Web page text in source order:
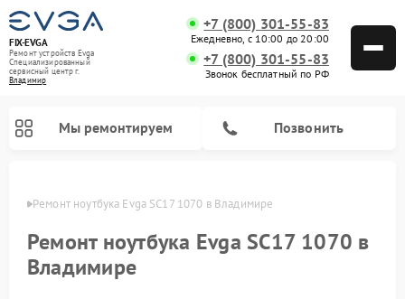
FIX-EVGA
Ремонт устройств Evga
Специализированный
cервисный центр г.
Владимир
+7 (800) 301-55-83
Ежедневно, с 10:00 до 20:00
+7 (800) 301-55-83
Звонок бесплатный по РФ
Мы ремонтируем Позвонить
Ремонт ноутбука Evga SC17 1070 в Владимире
Ремонт ноутбука Evga SC17 1070 в
Владимире